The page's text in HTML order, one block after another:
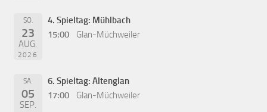
SO.
23
AUG.
2026
4. Spieltag: Mühlbach
15:00
Glan-Müchweiler
SA.
05
SEP.
6. Spieltag: Altenglan
17:00
Glan-Müchweiler